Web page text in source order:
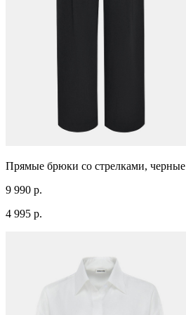
Прямые брюки со стрелками, черные
9 990 р.
4 995 р.